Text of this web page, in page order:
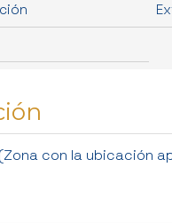
con la ubicación